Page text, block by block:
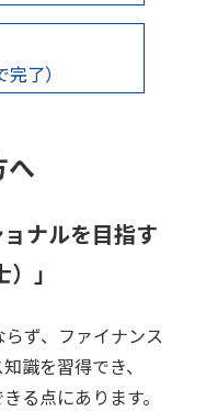
了）
へ
ナルを目指す
」
ず、ファイナンス
識を習得でき、
る点にあります。